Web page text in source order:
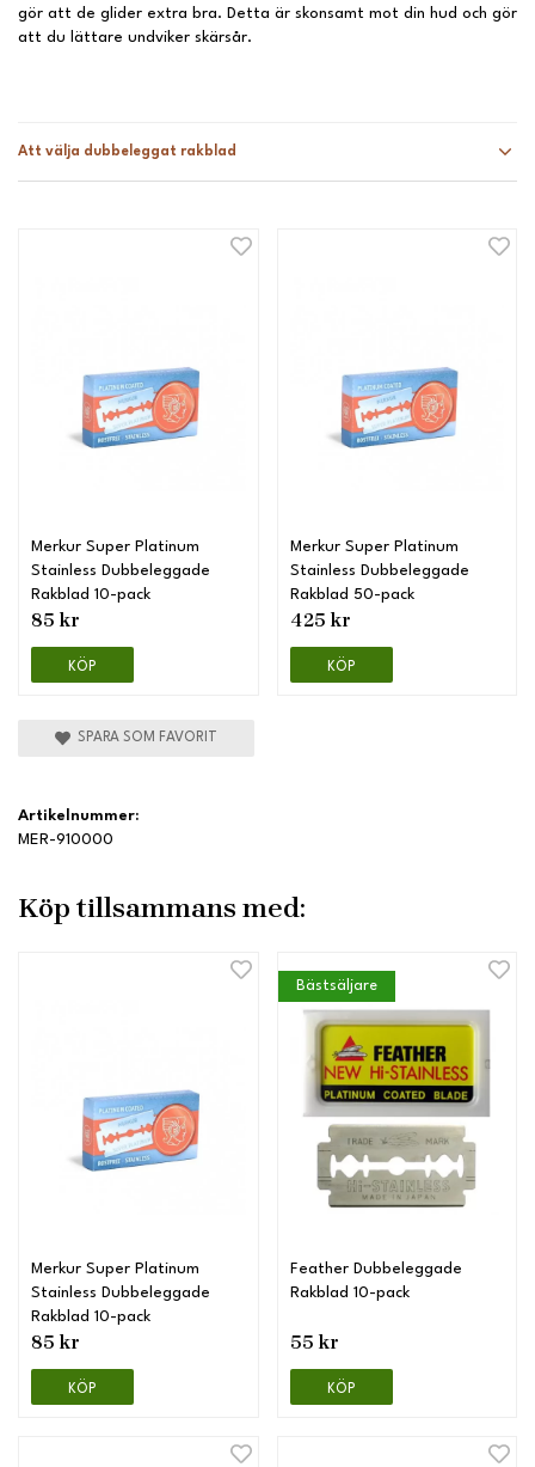
Att välja dubbeleggat rakblad
gör att de glider extra bra. Detta är skonsamt mot din hud och gör
att du lättare undviker skärsår.
Merkur Super Platinum
Stainless Dubbeleggade
Rakblad 10-pack
85 kr
KÖP
Merkur Super Platinum
Stainless Dubbeleggade
Rakblad 50-pack
425 kr
KÖP
SPARA SOM FAVORIT
Artikelnummer:
MER-910000
Köp tillsammans med:
Merkur Super Platinum
Stainless Dubbeleggade
Rakblad 10-pack
85 kr
KÖP
Bästsäljare
Feather Dubbeleggade
Rakblad 10-pack
55 kr
KÖP